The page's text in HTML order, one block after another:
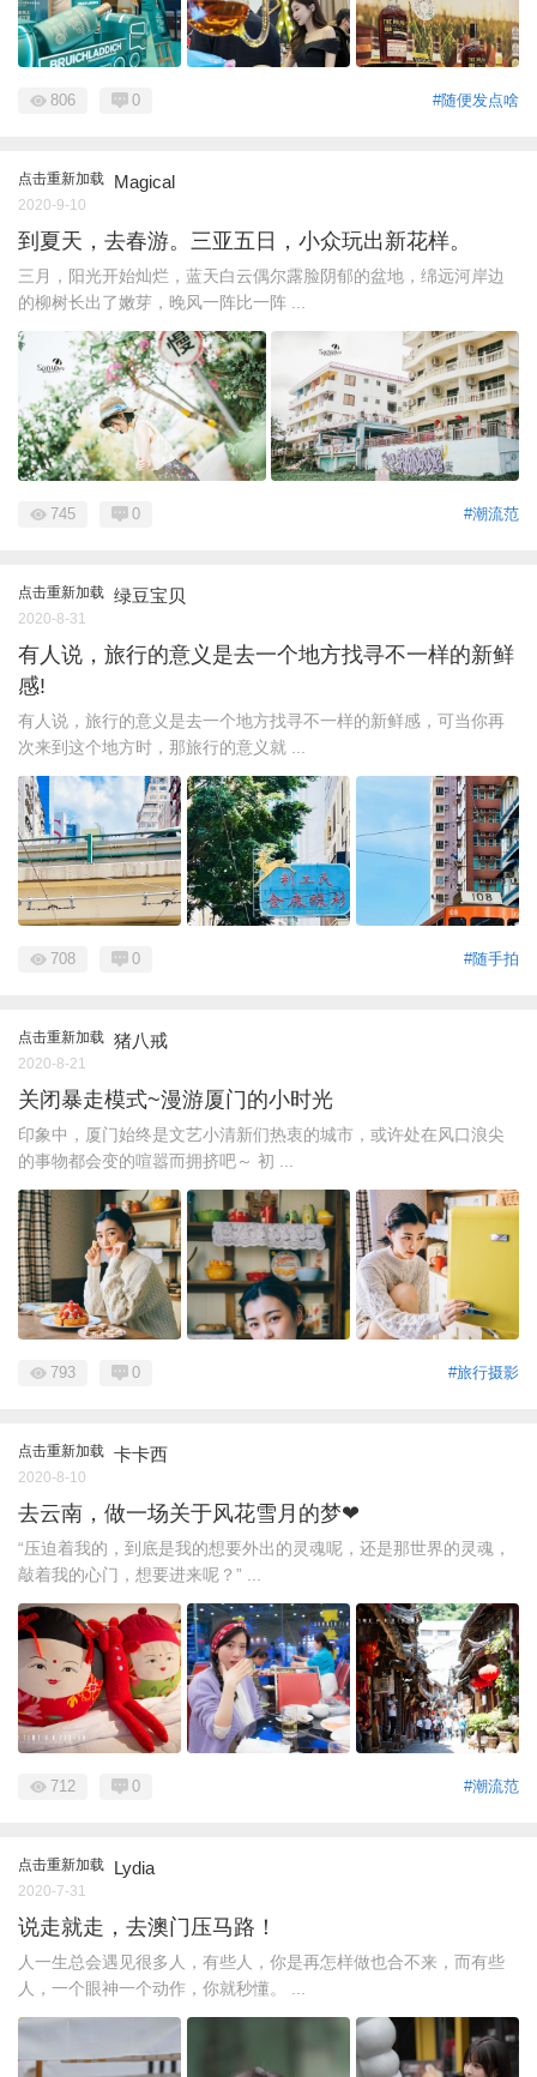
#随便发点啥
806 0
点击重新加载 Magical
2020-9-10
到夏天，去春游。三亚五日，小众玩出新花样。
三月，阳光开始灿烂，蓝天白云偶尔露脸阴郁的盆地，绵远河岸边
的柳树长出了嫩芽，晚风一阵比一阵 ...
#潮流范
745 0
点击重新加载 绿豆宝贝
2020-8-31
有人说，旅行的意义是去一个地方找寻不一样的新鲜
感!
有人说，旅行的意义是去一个地方找寻不一样的新鲜感，可当你再
次来到这个地方时，那旅行的意义就 ...
#随手拍
708 0
点击重新加载 猪八戒
2020-8-21
关闭暴走模式~漫游厦门的小时光
印象中，厦门始终是文艺小清新们热衷的城市，或许处在风口浪尖
的事物都会变的喧嚣而拥挤吧～ 初 ...
#旅行摄影
793 0
点击重新加载 卡卡西
2020-8-10
去云南，做一场关于风花雪月的梦❤
“压迫着我的，到底是我的想要外出的灵魂呢，还是那世界的灵魂，
敲着我的心门，想要进来呢？” ...
#潮流范
712 0
点击重新加载 Lydia
2020-7-31
说走就走，去澳门压马路！
人一生总会遇见很多人，有些人，你是再怎样做也合不来，而有些
人，一个眼神一个动作，你就秒懂。 ...